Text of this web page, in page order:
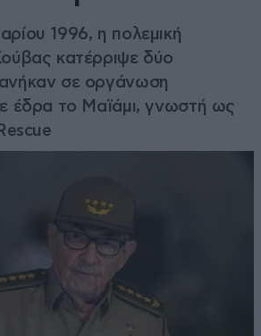
1996, η πολεμική
κατέρριψε δύο
σε οργάνωση
έδρα το Μαϊάμι, γνωστή ως